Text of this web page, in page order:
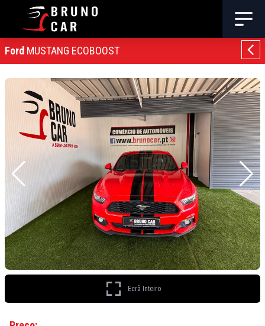
Ford MUSTANG ECOBOOST
Ecrã Inteiro